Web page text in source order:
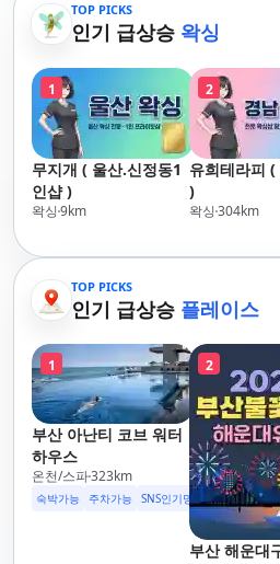
TOP PICKS
인기 급상승 왁싱
1
무지개 ( 울산.신정동1
인샵 )
왁싱9km
2
유희테라피
)
왁싱304km
TOP PICKS
인기 급상승 플레이스
1
부산 아난티 코브 워터
하우스
온천/스파323km
숙박가능 주차가능 SNS인기명소
2
부산 해운대